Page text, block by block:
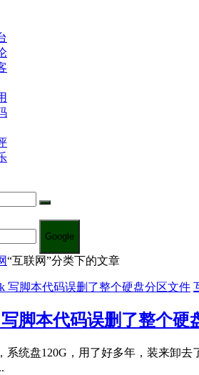
Google
“互联网”分类下的文章
写脚本代码误删了整个硬
系统盘120G，用了好多年，装来卸